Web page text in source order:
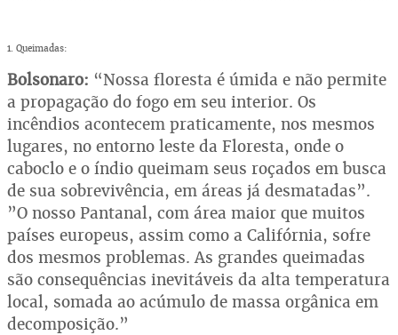
1. Queimadas:
Bolsonaro: “Nossa floresta é úmida e não permite
a propagação do fogo em seu interior. Os
incêndios acontecem praticamente, nos mesmos
lugares, no entorno leste da Floresta, onde o
caboclo e o índio queimam seus roçados em busca
de sua sobrevivência, em áreas já desmatadas”.
”O nosso Pantanal, com área maior que muitos
países europeus, assim como a Califórnia, sofre
dos mesmos problemas. As grandes queimadas
são consequências inevitáveis da alta temperatura
local, somada ao acúmulo de massa orgânica em
decomposição.”